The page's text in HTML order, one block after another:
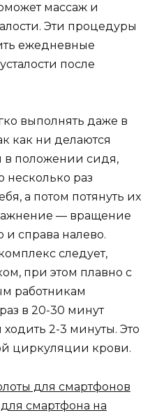
массаж и
Эти процедуры
ежедневные
после
выполнять даже в
как ни делаются
в положении сидя,
несколько раз
а потом потянуть их
— вращение
и справа налево.
следует,
при этом плавно с
работникам
в 20-30 минут
2-3 минуты. Это
циркуляции крови.
для смартфонов
смартфона на